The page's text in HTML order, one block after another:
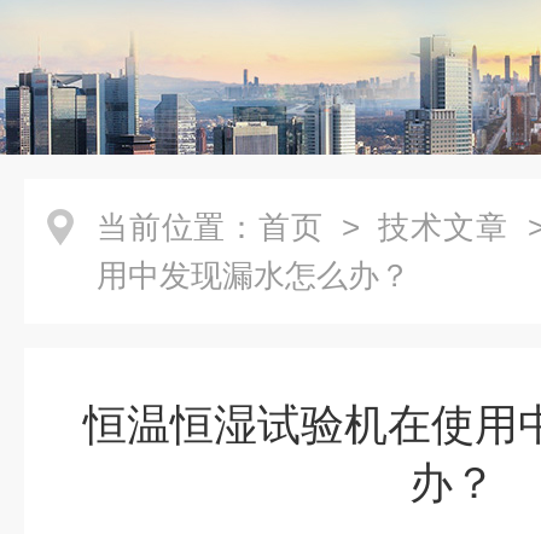
当前位置： 首页 > 技术文章
用中发现漏水怎么办？
恒温恒湿试验机在使用
办？